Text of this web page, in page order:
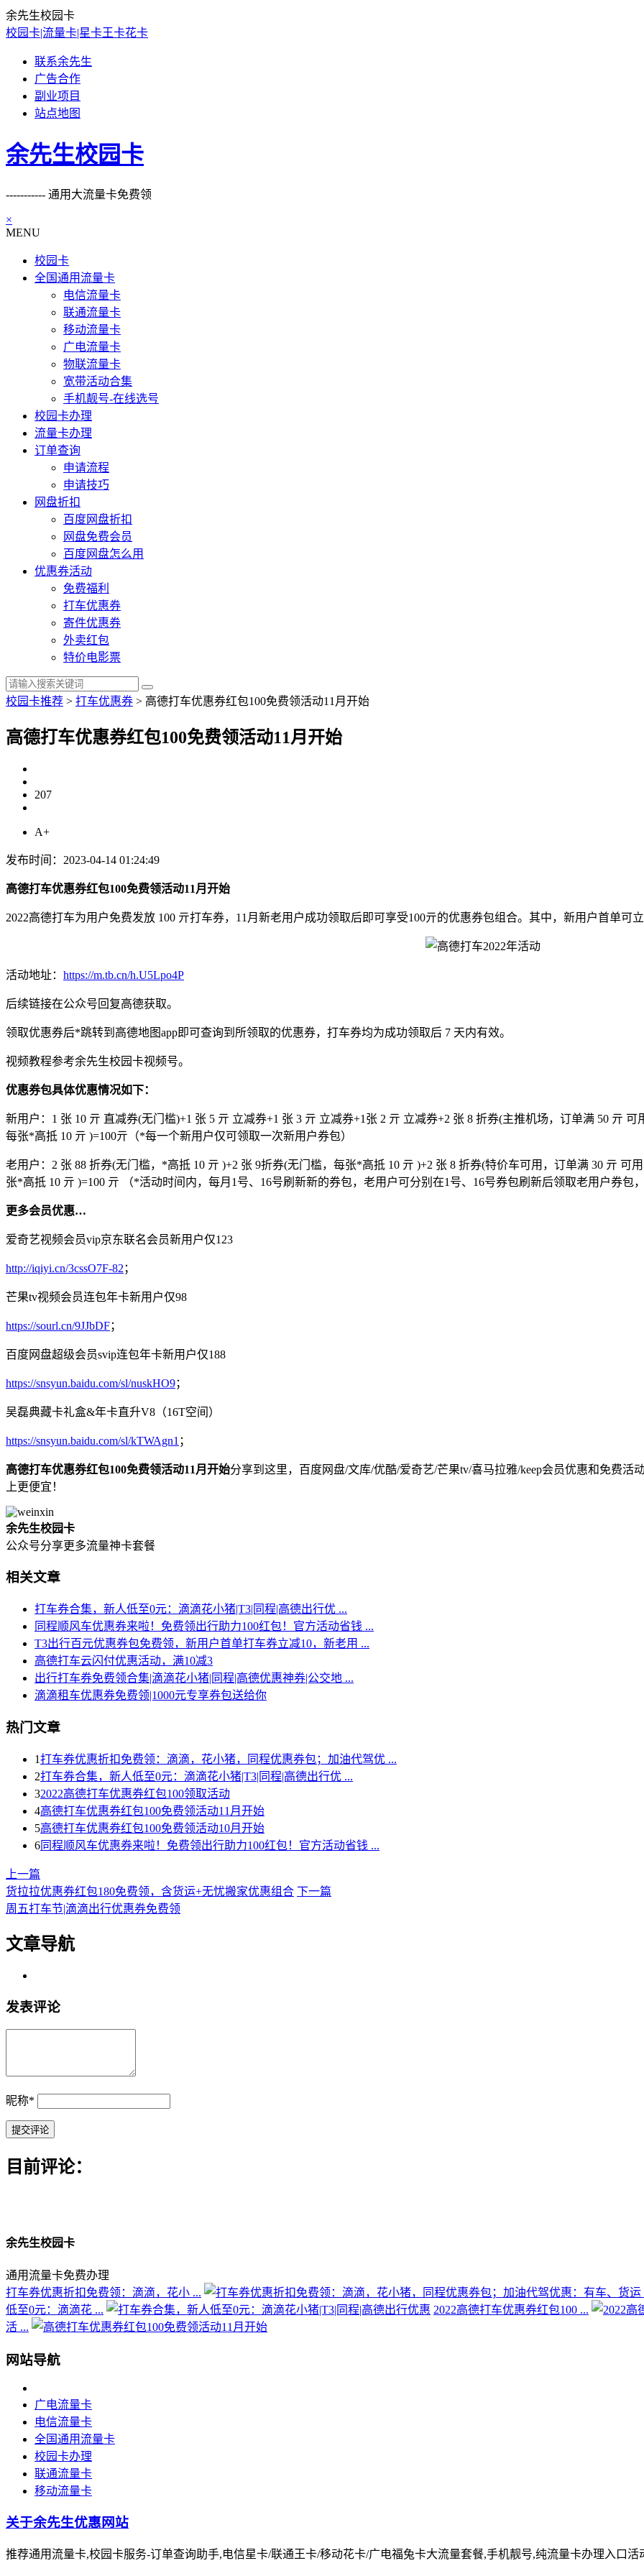
余先生校园卡
校园卡|流量卡|星卡王卡花卡
联系余先生
广告合作
副业项目
站点地图
余先生校园卡
----------- 通用大流量卡免费领
×
MENU
校园卡
全国通用流量卡
电信流量卡
联通流量卡
移动流量卡
广电流量卡
物联流量卡
宽带活动合集
手机靓号-在线选号
校园卡办理
流量卡办理
订单查询
申请流程
申请技巧
网盘折扣
百度网盘折扣
网盘免费会员
百度网盘怎么用
优惠券活动
免费福利
打车优惠券
寄件优惠券
外卖红包
特价电影票
校园卡推荐 > 打车优惠券 > 高德打车优惠券红包100免费领活动11月开始
高德打车优惠券红包100免费领活动11月开始
207
A+
发布时间：2023-04-14 01:24:49
高德打车优惠券红包100免费领活动11月开始
2022高德打车为用户免费发放 100 亓打车券，11月新老用户成功领取后即可享受100亓的优惠券包组合。其中，新用户首单可立
活动地址： https://m.tb.cn/h.U5Lpo4P
后续链接在公众号回复高德获取。
领取优惠券后*跳转到高德地图app即可查询到所领取的优惠券，打车券均为成功领取后 7 天内有效。
视频教程参考余先生校园卡视频号。
优惠券包具体优惠情况如下：
新用户：1 张 10 亓 直减券(无门槛)+1 张 5 亓 立减券+1 张 3 亓 立减券+1张 2 亓 立减券+2 张 8 折券(主推机场，订单满 50 亓
每张*高抵 10 亓 )=100亓（*每一个新用户仅可领取一次新用户券包）
老用户：2 张 88 折券(无门槛，*高抵 10 亓 )+2 张 9折券(无门槛，每张*高抵 10 亓 )+2 张 8 折券(特价车可用，订单满 30 亓 可
张*高抵 10 亓 )=100 亓 （*活动时间内，每月1号、16号刷新新的券包，老用户可分别在1号、16号券包刷新后领取老用户券包
更多会员优惠…
爱奇艺视频会员vip京东联名会员新用户仅123
http://iqiyi.cn/3cssO7F-82 ；
芒果tv视频会员连包年卡新用户仅98
https://sourl.cn/9JJbDF；
百度网盘超级会员svip连包年卡新用户仅188
https://snsyun.baidu.com/sl/nuskHO9；
吴磊典藏卡礼盒&年卡直升V8（16T空间）
https://snsyun.baidu.com/sl/kTWAgn1 ；
高德打车优惠券红包100免费领活动11月开始分享到这里，百度网盘/文库/优酷/爱奇艺/芒果tv/喜马拉雅/keep会员优惠和免费
上更便宜！
余先生校园卡
公众号分享更多流量神卡套餐
相关文章
打车券合集，新人低至0元：滴滴花小猪|T3|同程|高德出行优 ...
同程顺风车优惠券来啦！免费领出行助力100红包！官方活动省钱 ...
T3出行百元优惠券包免费领，新用户首单打车券立减10，新老用 ...
高德打车云闪付优惠活动，满10减3
出行打车券免费领合集|滴滴花小猪|同程|高德优惠神券|公交地 ...
滴滴租车优惠券免费领|1000元专享券包送给你
热门文章
1打车券优惠折扣免费领：滴滴，花小猪，同程优惠券包；加油代驾优 ...
2打车券合集，新人低至0元：滴滴花小猪|T3|同程|高德出行优 ...
32022高德打车优惠券红包100领取活动
4高德打车优惠券红包100免费领活动11月开始
5高德打车优惠券红包100免费领活动10月开始
6同程顺风车优惠券来啦！免费领出行助力100红包！官方活动省钱 ...
上一篇
货拉拉优惠券红包180免费领，含货运+无忧搬家优惠组合 下一篇
周五打车节|滴滴出行优惠券免费领
文章导航
发表评论
昵称*
目前评论：
余先生校园卡
通用流量卡免费办理
打车券优惠折扣免费领：滴滴，花小 ...
低至0元：滴滴花 ...
2022高德打车优惠券红包100 ...
活 ...
网站导航
广电流量卡
电信流量卡
全国通用流量卡
校园卡办理
联通流量卡
移动流量卡
关于余先生优惠网站
推荐通用流量卡,校园卡服务-订单查询助手,电信星卡/联通王卡/移动花卡/广电福兔卡大流量套餐,手机靓号,纯流量卡办理入口活